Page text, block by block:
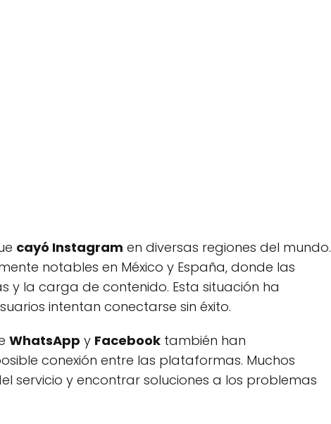
cayó Instagram en diversas regiones del mundo.
notables en México y España, donde las
y la carga de contenido. Esta situación ha
intentan conectarse sin éxito.
WhatsApp y Facebook también han
conexión entre las plataformas. Muchos
servicio y encontrar soluciones a los problemas